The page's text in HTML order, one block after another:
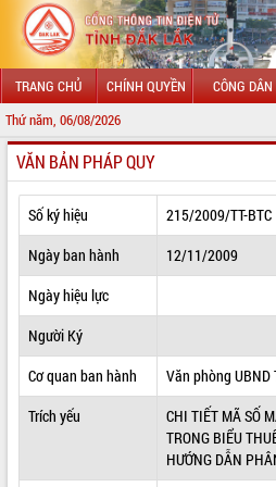
TRANG CHỦ CHÍNH QUYỀN CÔNG DÂN
Thứ năm, 06/08/2026
GIỚI THIỆU
LÃNH ĐẠO UBND TỈNH
TIN TỨC SỰ KIỆN
SỞ, BAN, NGÀNH
UBND CÁC XÃ, PHƯỜNG
THÔNG TIN CHỈ ĐẠO ĐIỀU HÀNH
HỆ THỐNG VĂN BẢN
VĂN BẢN PHÁP QUY
Số ký hiệu
215/2009/TT-BTC
Ngày ban hành
12/11/2009
Ngày hiệu lực
Người Ký
Cơ quan ban hành
Văn phòng UBND
Trích yếu
CHI TIẾT MÃ SỐ
TRONG BIỂU
HƯỚNG DẪN